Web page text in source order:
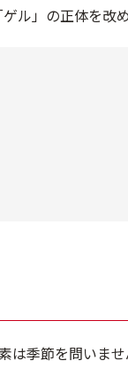
ル」の正体を改
季節を問いま